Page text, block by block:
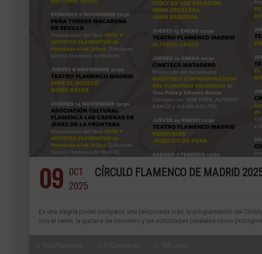
09 OCT
2025
CÍRCULO FLAMENCO DE MADRID
Es una alegría poder compartir, una temporada más, la programación del
con el cante, la guitarra de concierto y las actividades paralelas como